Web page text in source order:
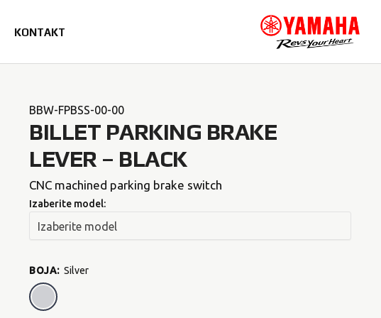
KONTAKT
BBW-FPBSS-00-00
Izaberite model:
BILLET PARKING BRAKE
LEVER – BLACK
CNC machined parking brake switch
BOJA: Silver